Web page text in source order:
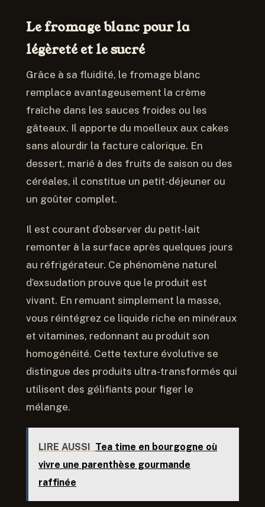
Le fromage blanc pour la
légèreté et le sucré
Grâce à sa fluidité, le fromage blanc
remplace avantageusement la crème
fraîche dans les sauces froides ou les
gâteaux. Il apporte du moelleux aux cakes
sans alourdir la facture calorique. En
dessert, marié à des fruits de saison ou des
céréales, il constitue un petit-déjeuner ou
un goûter complet.
Il est courant d’observer du petit-lait
remonter à la surface après quelques jours
au réfrigérateur. Ce phénomène naturel
d’exsudation prouve que le produit est
vivant. En remuant simplement la masse,
vous réintégrez ce liquide riche en minéraux
et vitamines, redonnant au produit son
homogénéité. Cette texture évolutive se
distingue des produits ultra-transformés qui
utilisent des gélifiants pour figer le
mélange.
LIRE AUSSI
Tea time en bourgogne où
vivre une parenthèse gourmande
raffinée